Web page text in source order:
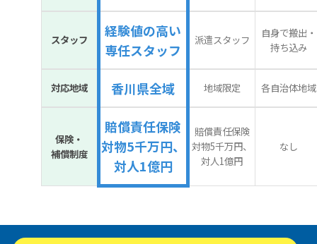
スタッフ
経験値の高い
専任スタッフ
派遣スタッフ
自身で搬出・
持ち込み
対応地域 香川県全域 地域限定 各自治体地域
保険・
補償制度
賠償責任保険
対物5千万円、
対人1億円
賠償責任保険
対物5千万円、
対人1億円
なし